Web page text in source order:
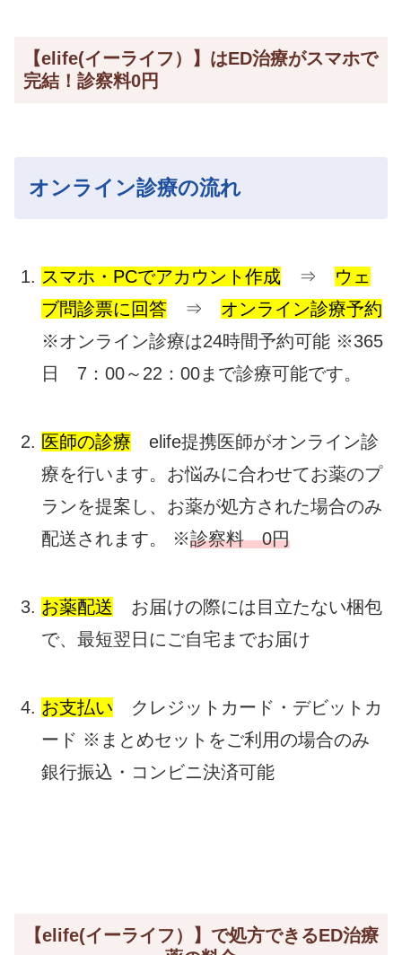
【elife(イーライフ）】はED治療がスマホで
完結！診察料0円
オンライン診療の流れ
スマホ・PCでアカウント作成 ⇒ ウェ
ブ問診票に回答 ⇒ オンライン診療予約
※オンライン診療は24時間予約可能 ※365
日 7：00～22：00まで診療可能です。
医師の診療 elife提携医師がオンライン診
療を行います。お悩みに合わせてお薬のプ
ランを提案し、お薬が処方された場合のみ
配送されます。 ※診察料 0円
お薬配送 お届けの際には目立たない梱包
で、最短翌日にご自宅までお届け
お支払い クレジットカード・デビットカ
ード ※まとめセットをご利用の場合のみ
銀行振込・コンビニ決済可能
【elife(イーライフ）】で処方できるED治療